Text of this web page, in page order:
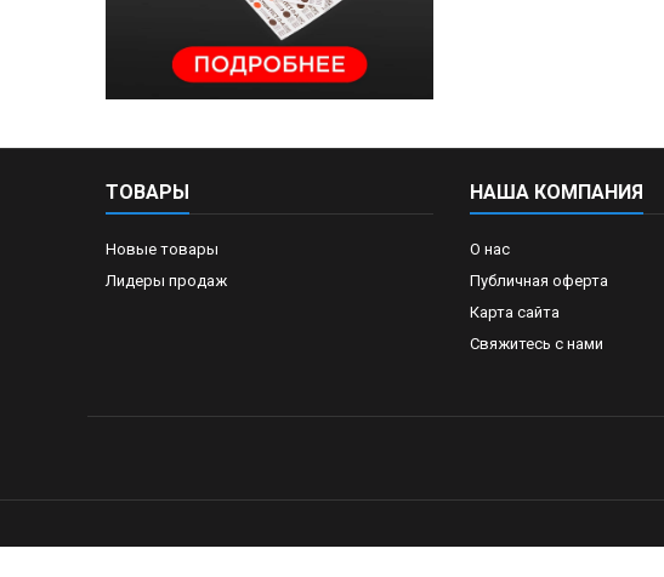
ТОВАРЫ
Новые товары
Лидеры продаж
НАША КОМПАНИЯ
О нас
Публичная оферта
Карта сайта
Свяжитесь с нами